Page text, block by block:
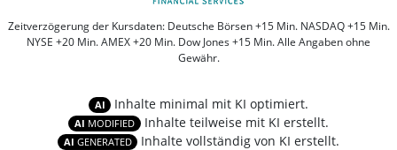
Zeitverzögerung der Kursdaten: Deutsche Börsen +15 Min. NASDAQ +15 Min.
NYSE +20 Min. AMEX +20 Min. Dow Jones +15 Min. Alle Angaben ohne
Gewähr.
AI Inhalte minimal mit KI optimiert.
AI MODIFIED Inhalte teilweise mit KI erstellt.
AI GENERATED Inhalte vollständig von KI erstellt.